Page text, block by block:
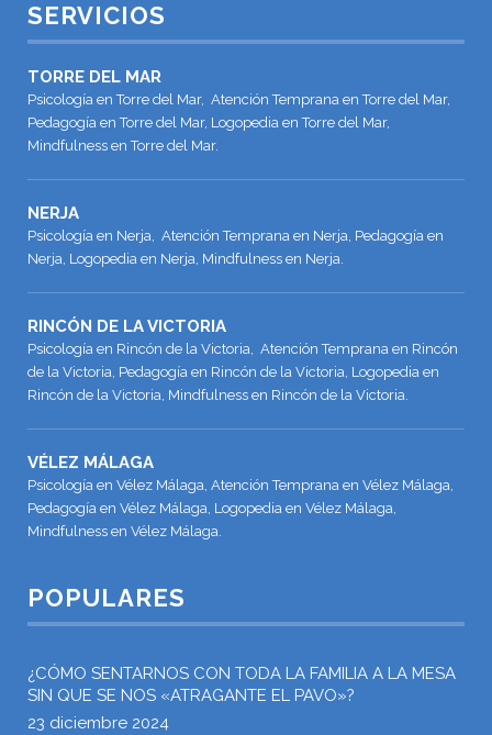
SERVICIOS
TORRE DEL MAR
Psicología en Torre del Mar, Atención Temprana en Torre del Mar,
Pedagogía en Torre del Mar, Logopedia en Torre del Mar,
Mindfulness en Torre del Mar.
NERJA
Psicología en Nerja, Atención Temprana en Nerja, Pedagogía en
Nerja, Logopedia en Nerja, Mindfulness en Nerja.
RINCÓN DE LA VICTORIA
Psicología en Rincón de la Victoria, Atención Temprana en Rincón
de la Victoria, Pedagogía en Rincón de la Victoria, Logopedia en
Rincón de la Victoria, Mindfulness en Rincón de la Victoria.
VÉLEZ MÁLAGA
Psicología en Vélez Málaga, Atención Temprana en Vélez Málaga,
Pedagogía en Vélez Málaga, Logopedia en Vélez Málaga,
Mindfulness en Vélez Málaga.
POPULARES
¿CÓMO SENTARNOS CON TODA LA FAMILIA A LA MESA
SIN QUE SE NOS «ATRAGANTE EL PAVO»?
23 diciembre 2024